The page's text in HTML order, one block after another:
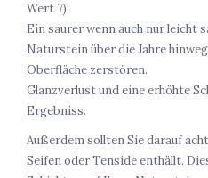
Wert 7).
Ein saurer wenn auch nur leicht
Naturstein über die Jahre
Oberfläche zerstören.
Glanzverlust und eine erhöhte
Ergebniss.
Außerdem sollten Sie darauf
Seifen oder Tenside enthällt.